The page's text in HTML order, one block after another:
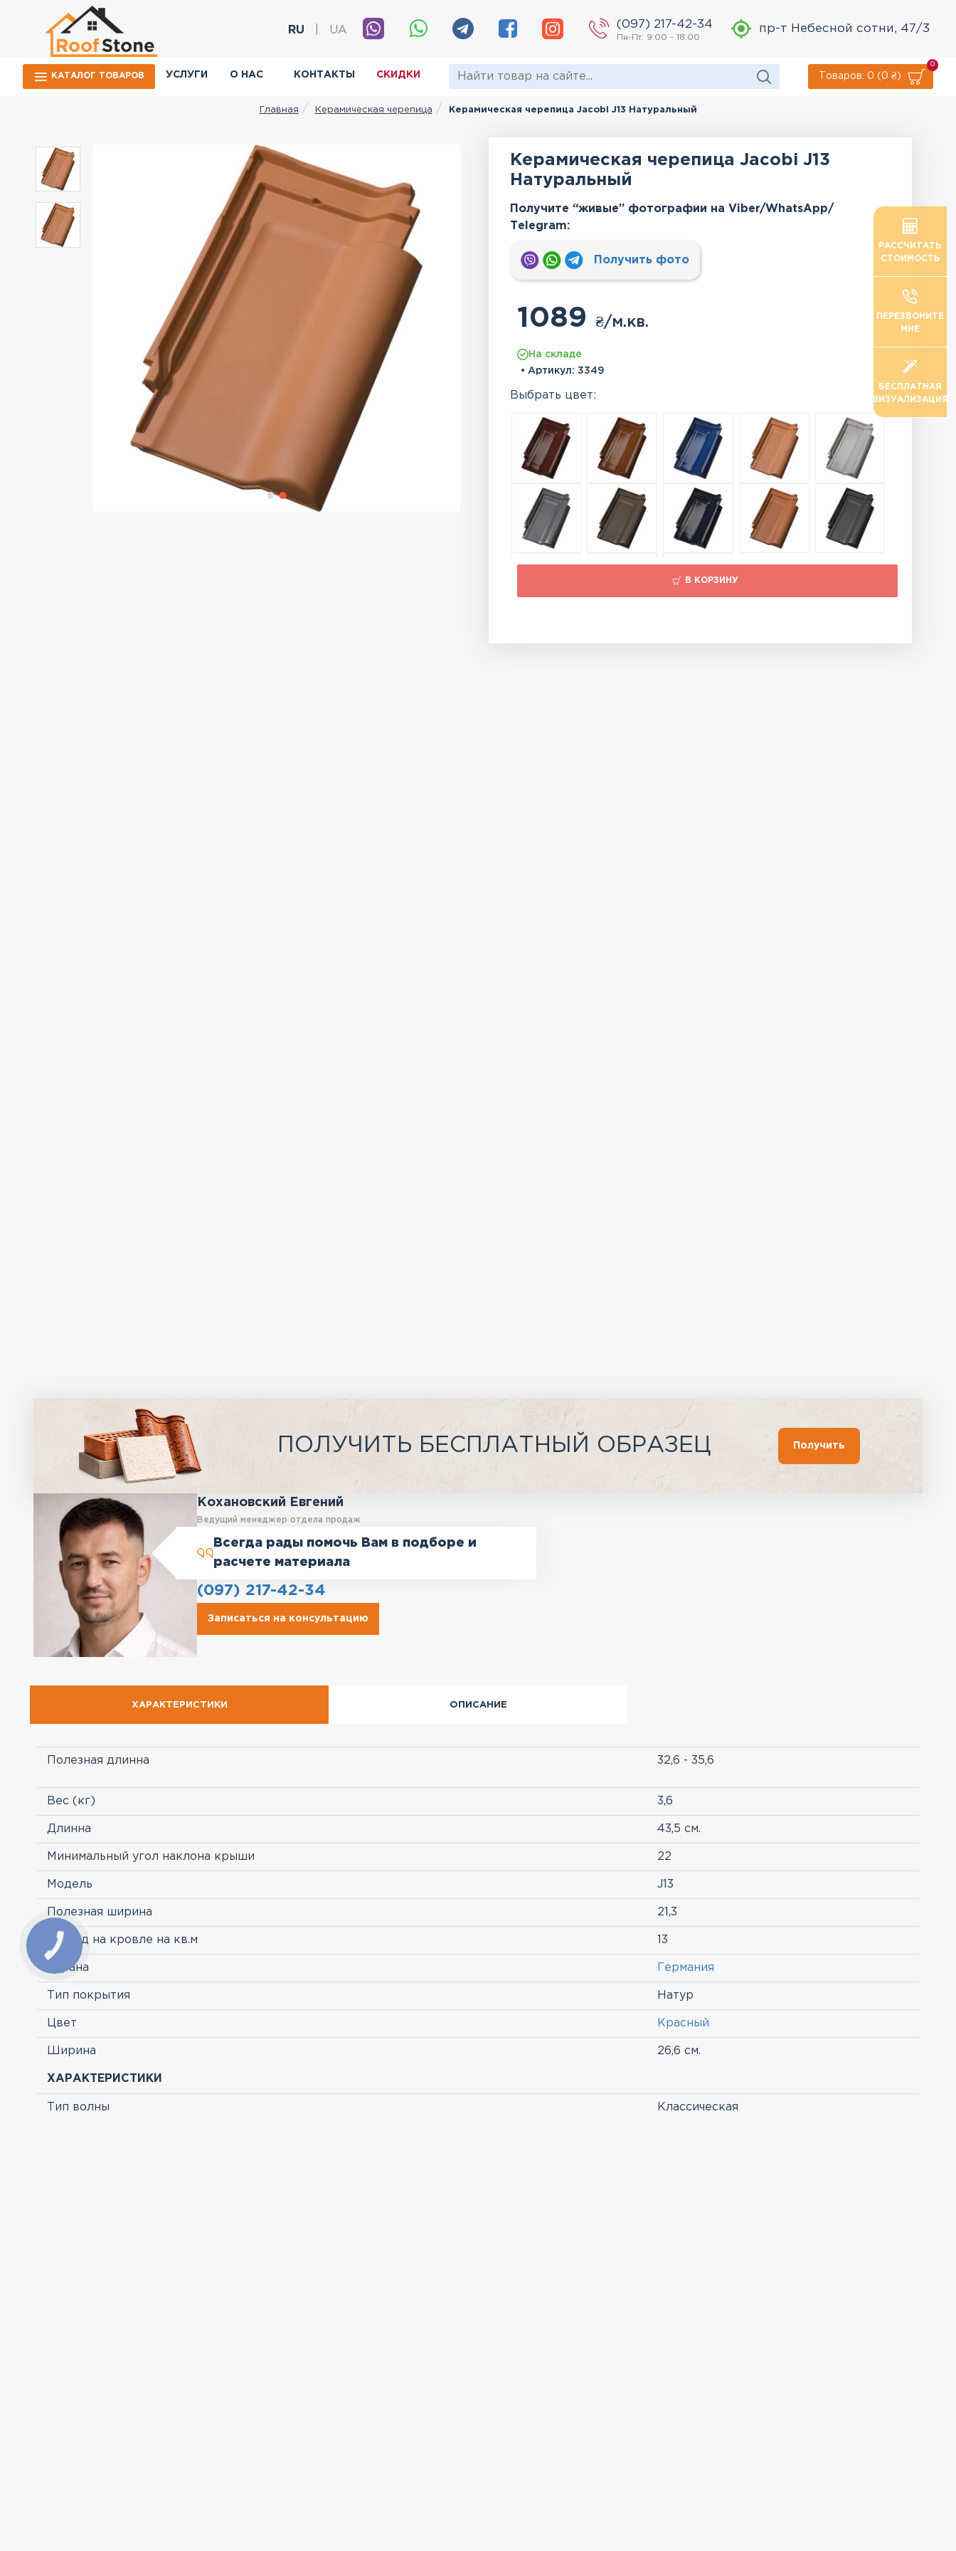
RU UA
(097) 217-42-34
Пн-Пт: 9:00 - 18:00
пр-т Небесной сотни, 47/3
КАТАЛОГ ТОВАРОВ УСЛУГИ О НАС КОНТАКТЫ СКИДКИ Товаров: 0 (0 ₴)
0
Главная Керамическая черепица Керамическая черепица Jacobi J13 Натуральный
Керамическая черепица Jacobi J13
Натуральный
Получите “живые” фотографии на Viber/WhatsApp/
Тelegram:
Получить фото
1089 ₴/м.кв.
На складе
• Артикул: 3349
Выбрать цвет:
В КОРЗИНУ
ПОЛУЧИТЬ БЕСПЛАТНЫЙ ОБРАЗЕЦ Получить
Кохановский Евгений
Ведущий менеджер отдела продаж
Всегда рады помочь Вам в подборе и
расчете материала
(097) 217-42-34
Записаться на консультацию
ХАРАКТЕРИСТИКИ ОПИСАНИЕ
Полезная длинна 32,6 - 35,6
Вес (кг) 3,6
Длинна 43,5 см.
Минимальный угол наклона крыши 22
Модель J13
Полезная ширина 21,3
Расход на кровле на кв.м 13
Страна Германия
Тип покрытия Натур
Цвет Красный
Ширина 26,6 см.
ХАРАКТЕРИСТИКИ
Тип волны Классическая
РАССЧИТАТЬ
СТОИМОСТЬ
ПЕРЕЗВОНИТЕ
МНЕ
БЕСПЛАТНАЯ
ВИЗУАЛИЗАЦИЯ